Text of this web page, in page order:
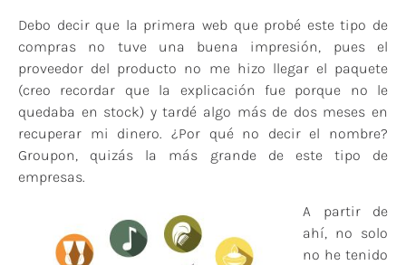
Debo decir que la primera web que probé este tipo de
compras no tuve una buena impresión, pues el
proveedor del producto no me hizo llegar el paquete
(creo recordar que la explicación fue porque no le
quedaba en stock) y tardé algo más de dos meses en
recuperar mi dinero. ¿Por qué no decir el nombre?
Groupon, quizás la más grande de este tipo de
empresas.
A partir de
ahí, no solo
no he tenido